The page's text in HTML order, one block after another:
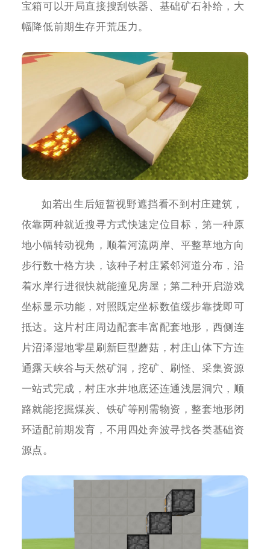
宝箱可以开局直接搜刮铁器、基础矿石补给，大
幅降低前期生存开荒压力。
如若出生后短暂视野遮挡看不到村庄建筑，
依靠两种就近搜寻方式快速定位目标，第一种原
地小幅转动视角，顺着河流两岸、平整草地方向
步行数十格方块，该种子村庄紧邻河道分布，沿
着水岸行进很快就能撞见房屋；第二种开启游戏
坐标显示功能，对照既定坐标数值缓步靠拢即可
抵达。这片村庄周边配套丰富配套地形，西侧连
片沼泽湿地零星刷新巨型蘑菇，村庄山体下方连
通露天峡谷与天然矿洞，挖矿、刷怪、采集资源
一站式完成，村庄水井地底还连通浅层洞穴，顺
路就能挖掘煤炭、铁矿等刚需物资，整套地形闭
环适配前期发育，不用四处奔波寻找各类基础资
源点。